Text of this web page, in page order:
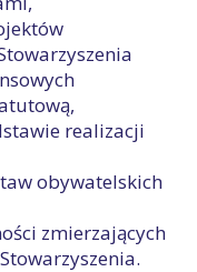
realizacji
obywatelskich
zmierzających